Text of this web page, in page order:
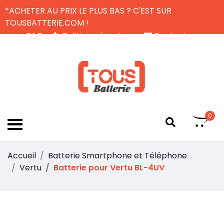
*ACHETER AU PRIX LE PLUS BAS ? C'EST SUR
TOUSBATTERIE.COM !
FAQ
Politique de retour
Contactez-nous
0
Accueil
Batterie Smartphone et Téléphone
Vertu
Batterie pour Vertu BL-4UV